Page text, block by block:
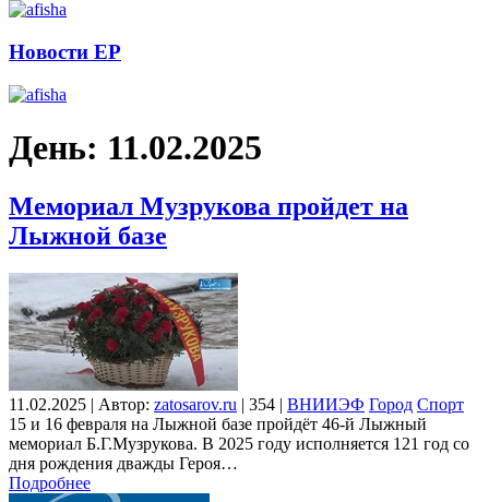
Новости ЕР
День: 11.02.2025
Мемориал Музрукова пройдет на
Лыжной базе
11.02.2025 | Автор: zatosarov.ru | 354 | ВНИИЭФ Город Спорт
15 и 16 февраля на Лыжной базе пройдёт 46-й Лыжный
мемориал Б.Г.Музрукова. В 2025 году исполняется 121 год со
дня рождения дважды Героя…
Подробнее